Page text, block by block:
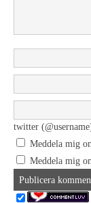
twitter
Meddela mig
Meddela mig